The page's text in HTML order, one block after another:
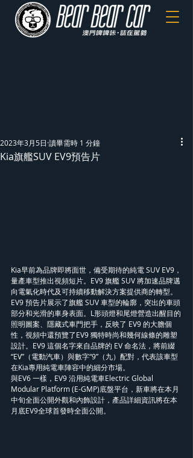
Kia旗艦SUV EV9預告片
2023年3月5日 讀畢需時 1 分鐘
Kia早前為品牌即將面世，備受期待的純電 SUV EV9，
量產車型推出視頻短片。EV9 旗艦 SUV 將加速品牌邁
向電氣化時代及可持續移動解決方案提供商的轉型。
EV9 預告片展示了旗艦 SUV 車型的輪廓，突出的車頭
部分和光滑的車身表面。L形頭燈和尾燈營造出醒目的
照明圖案、隱藏式車門把手，反映了 EV9 的大膽個
性，視頻中還預覽了EV9 獨特時尚和幾何線條的雕塑
設計。EV9 這個名字來自品牌的 EV 命名法，將前綴
“EV”（電動汽車）與數字“9”（九）配對，代表該車型
在Kia專用純電車陣容中的細分市場。
與EV6 一樣，EV9 沿用純電車Electric Global
Modular Platform (E-GMP)底盤平台，新車將在本月
中旬全面公開外觀和內飾設計，產品詳細資訊將在本
月底EV9全球首發時全面公開。